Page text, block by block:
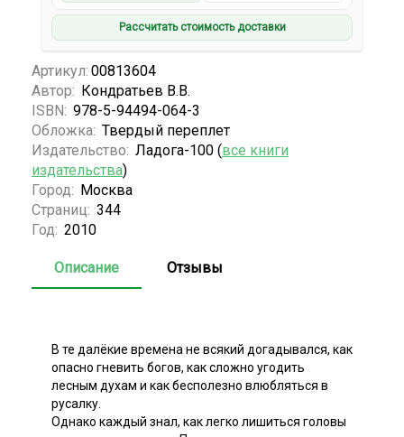
Рассчитать стоимость доставки
Артикул: 00813604
Автор: Кондратьев В.В.
ISBN: 978-5-94494-064-3
Обложка: Твердый переплет
Издательство: Ладога-100 (все книги
издательства)
Город: Москва
Страниц: 344
Год: 2010
Описание Отзывы
В те далёкие времена не всякий догадывался, как
опасно гневить богов, как сложно угодить
лесным духам и как бесполезно влюбляться в
русалку.
Однако каждый знал, как легко лишиться головы